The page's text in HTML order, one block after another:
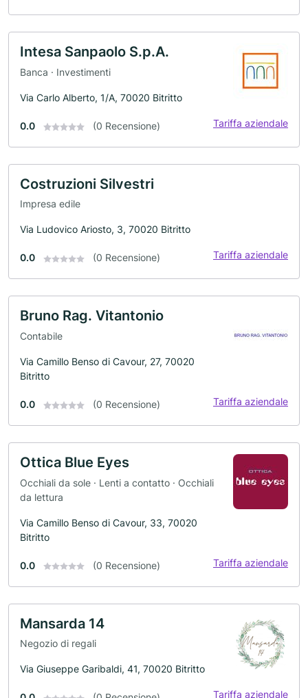
Intesa Sanpaolo S.p.A.
Banca · Investimenti
Via Carlo Alberto, 1/A, 70020 Bitritto
0.0 (0 Recensione) Tariffa aziendale
Costruzioni Silvestri
Impresa edile
Via Ludovico Ariosto, 3, 70020 Bitritto
0.0 (0 Recensione) Tariffa aziendale
Bruno Rag. Vitantonio
Contabile
Via Camillo Benso di Cavour, 27, 70020
Bitritto
0.0 (0 Recensione) Tariffa aziendale
Ottica Blue Eyes
Occhiali da sole · Lenti a contatto · Occhiali
da lettura
Via Camillo Benso di Cavour, 33, 70020
Bitritto
0.0 (0 Recensione) Tariffa aziendale
Mansarda 14
Negozio di regali
Via Giuseppe Garibaldi, 41, 70020 Bitritto
Tariffa aziendale